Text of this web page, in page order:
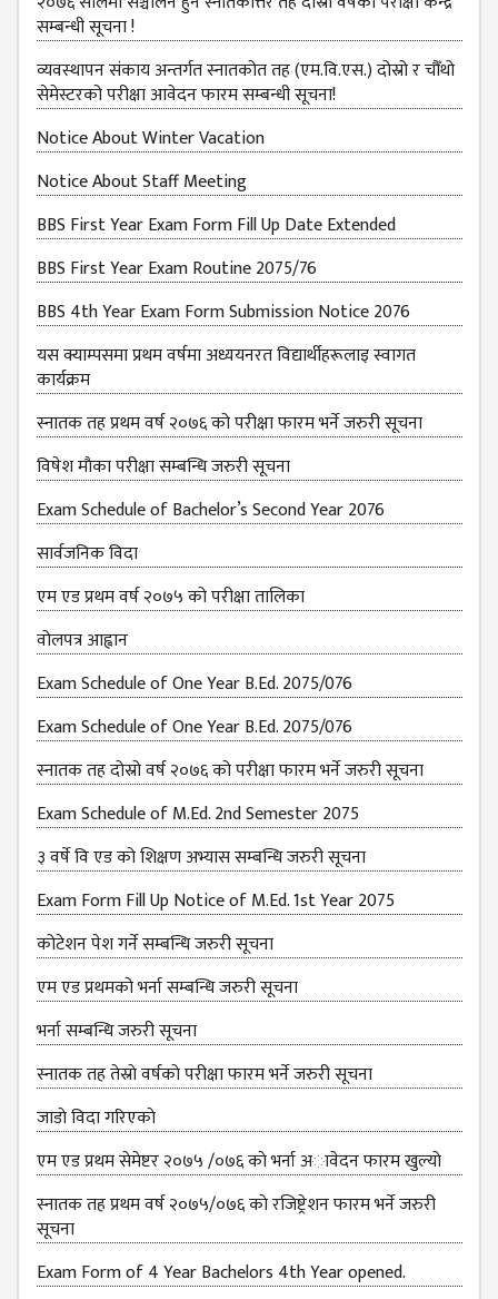
सम्बन्धी सूचना !
व्यवस्थापन संकाय अन्तर्गत स्नातकोत तह (एम.वि.एस.) दोस्रो र चौँथो
सेमेस्टरको परीक्षा आवेदन फारम सम्बन्धी सूचना!
Notice About Winter Vacation
Notice About Staff Meeting
BBS First Year Exam Form Fill Up Date Extended
BBS First Year Exam Routine 2075/76
BBS 4th Year Exam Form Submission Notice 2076
यस क्याम्पसमा प्रथम वर्षमा अध्ययनरत विद्यार्थीहरूलाइ स्वागत
कार्यक्रम
स्नातक तह प्रथम वर्ष २०७६ को परीक्षा फारम भर्ने जरुरी सूचना
विषेश माैका परीक्षा सम्बन्धि जरुरी सूचना
Exam Schedule of Bachelor’s Second Year 2076
सार्वजनिक विदा
एम एड प्रथम वर्ष २०७५ को परीक्षा तालिका
वोलपत्र आह्वान
Exam Schedule of One Year B.Ed. 2075/076
Exam Schedule of One Year B.Ed. 2075/076
स्नातक तह दोस्रो वर्ष २०७६ को परीक्षा फारम भर्ने जरुरी सूचना
Exam Schedule of M.Ed. 2nd Semester 2075
३ वर्षे वि एड को शिक्षण अभ्यास सम्बन्धि जरुरी सूचना
Exam Form Fill Up Notice of M.Ed. 1st Year 2075
कोटेशन पेश गर्ने सम्बन्धि जरुरी सूचना
एम एड प्रथमको भर्ना सम्बन्धि जरुरी सूचना
भर्ना सम्बन्धि जरुरी सूचना
स्नातक तह तेस्राे वर्षकाे परीक्षा फारम भर्ने जरुरी सूचना
जाडाे विदा गरिएकाे
एम एड प्रथम सेमेष्टर २०७५ /०७६ काे भर्ना अावेदन फारम खुल्याे
स्नातक तह प्रथम वर्ष २०७५/०७६ काे रजिष्ट्रेशन फारम भर्ने जरुरी
सूचना
Exam Form of 4 Year Bachelors 4th Year opened.